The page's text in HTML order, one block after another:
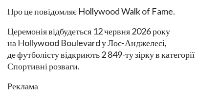
Про це повідомляє Hollywood Walk of Fame.
Церемонія відбудеться 12 червня 2026 року
на Hollywood Boulevard у Лос-Анджелесі,
де футболісту відкриють 2 849-ту зірку в категорії
Спортивні розваги.
Реклама